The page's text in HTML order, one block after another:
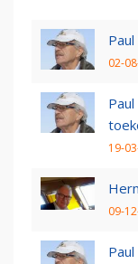
02-
19-
09-